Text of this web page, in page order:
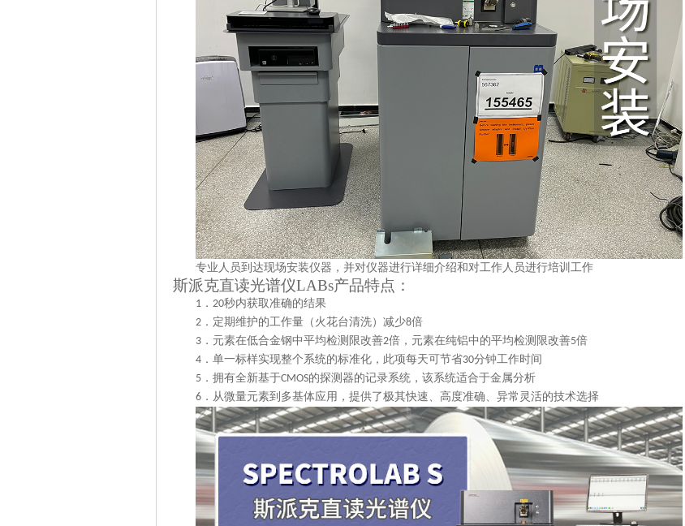
专业人员到达现场安装仪器，并对仪器进行详细介绍和对工作人员进行培训工作
斯派克直读光谱仪LABs产品特点：
1． 20秒内获取准确的结果
2． 定期维护的工作量（火花台清洗）减少8倍
3． 元素在低合金钢中平均检测限改善2倍，元素在纯铝中的平均检测限改善5倍
4． 单一标样实现整个系统的标准化，此项每天可节省30分钟工作时间
5． 拥有全新基于CMOS的探测器的记录系统，该系统适合于金属分析
6． 从微量元素到多基体应用，提供了极其快速、高度准确、异常灵活的技术选择